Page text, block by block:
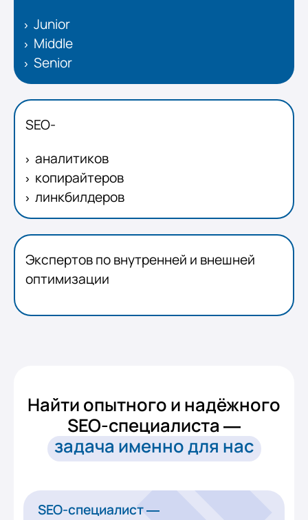
Junior
Middle
Senior
SEO-
аналитиков
копирайтеров
линкбилдеров
Экспертов по внутренней и внешней
оптимизации
Найти опытного и надёжного
SEO-специалиста —
задача именно для нас
SEO-специалист —